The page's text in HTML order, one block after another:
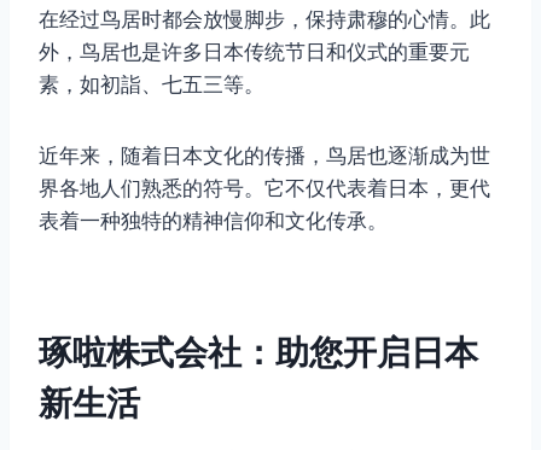
在经过鸟居时都会放慢脚步，保持肃穆的心情。此
外，鸟居也是许多日本传统节日和仪式的重要元
素，如初詣、七五三等。
近年来，随着日本文化的传播，鸟居也逐渐成为世
界各地人们熟悉的符号。它不仅代表着日本，更代
表着一种独特的精神信仰和文化传承。
琢啦株式会社：助您开启日本
新生活